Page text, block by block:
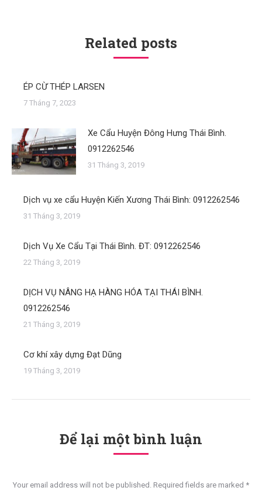
Related posts
ÉP CỪ THÉP LARSEN
7 Tháng 7, 2023
Xe Cẩu Huyện Đông Hưng Thái Bình.
0912262546
31 Tháng 3, 2019
Dịch vụ xe cẩu Huyện Kiến Xương Thái Bình: 0912262546
31 Tháng 3, 2019
Dịch Vụ Xe Cẩu Tại Thái Bình. ĐT: 0912262546
22 Tháng 3, 2019
DỊCH VỤ NÂNG HẠ HÀNG HÓA TẠI THÁI BÌNH.
0912262546
21 Tháng 3, 2019
Cơ khí xây dựng Đạt Dũng
19 Tháng 3, 2019
Để lại một bình luận
Your email address will not be published. Required fields are marked *